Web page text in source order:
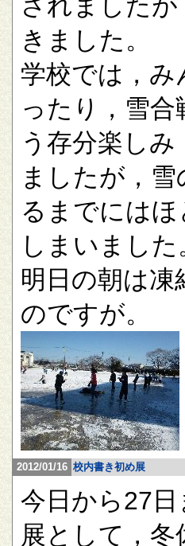
きました。
学校では，
ったり，雪
う存分楽しみ
ましたが，
るまでには
しまいました
明日の朝は
のですが。
2012/01/16 校内書き初め展
今日から27
展として，